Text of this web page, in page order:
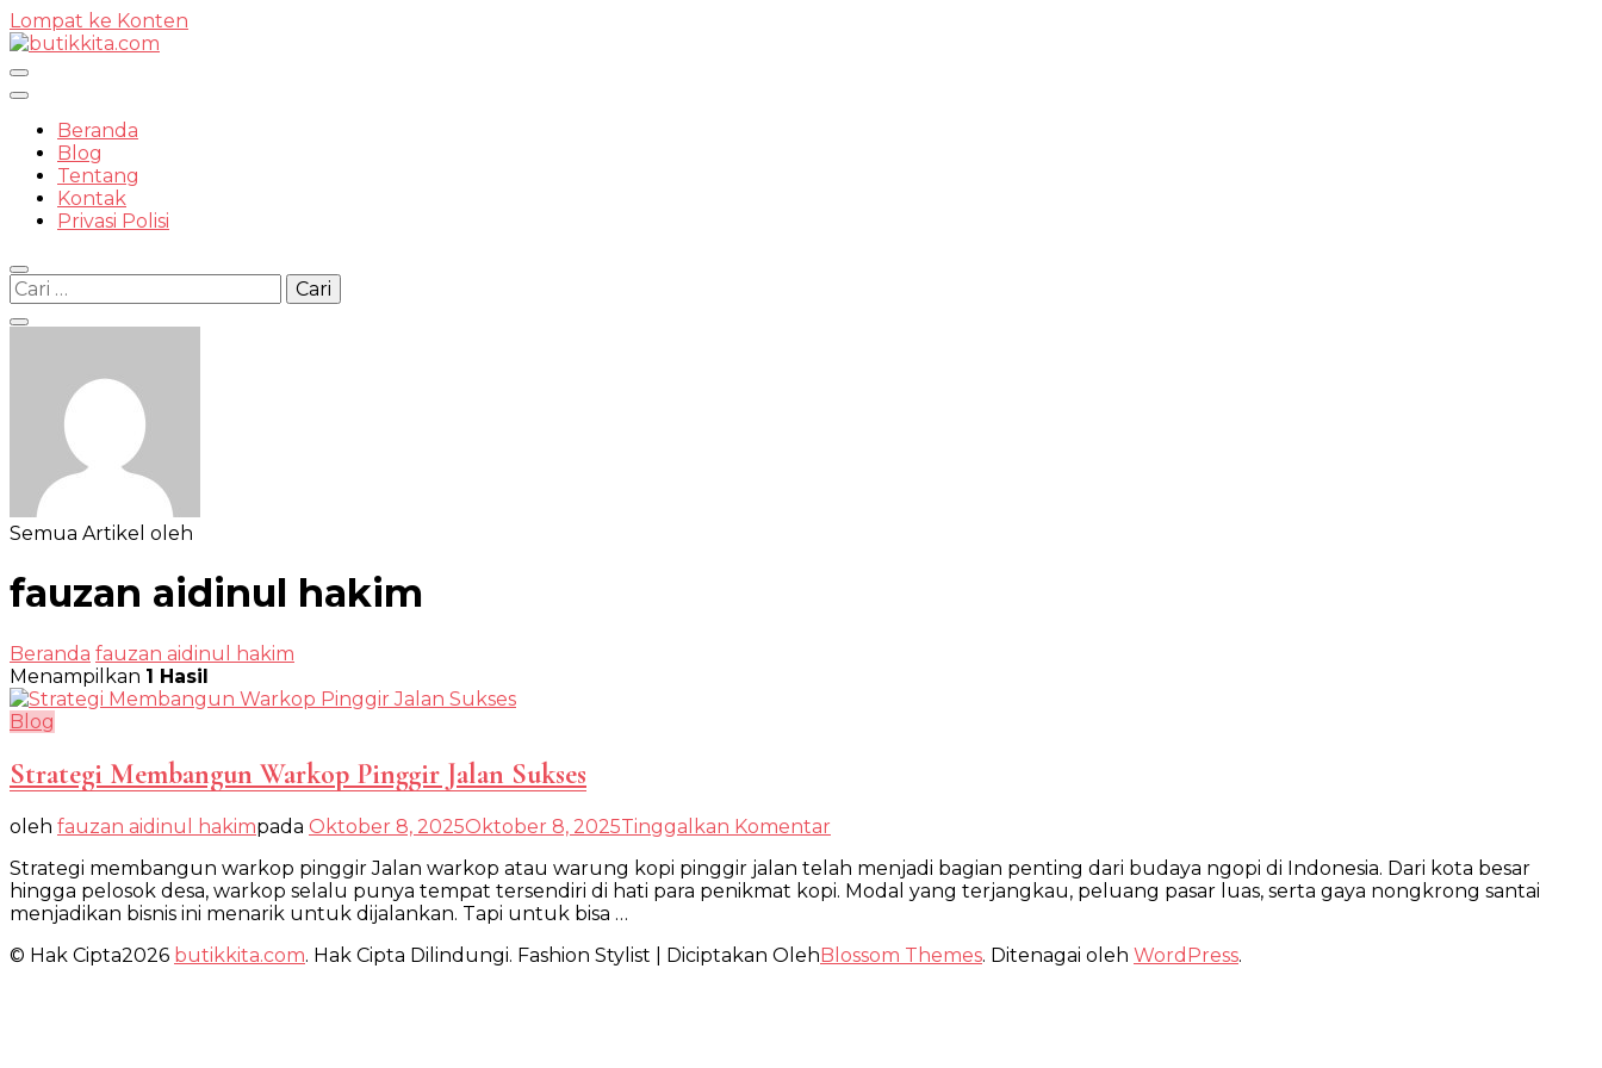
Lompat ke Konten
butikkita.com
Beranda
Blog
Tentang
Kontak
Privasi Polisi
Cari
untuk:
Semua Artikel oleh
fauzan aidinul hakim
Beranda fauzan aidinul hakim
Menampilkan 1 Hasil
Blog
Strategi Membangun Warkop Pinggir Jalan Sukses
oleh fauzan aidinul hakimpada Oktober 8, 2025Oktober 8, 2025Tinggalkan Komentar
Membangun
Warkop
Sukses
Strategi membangun warkop pinggir Jalan warkop atau warung kopi pinggir jalan telah menjadi bagian penting dari budaya ngopi di Indonesia. Dari kota besar
hingga pelosok desa, warkop selalu punya tempat tersendiri di hati para penikmat kopi. Modal yang terjangkau, peluang pasar luas, serta gaya nongkrong santai
menjadikan bisnis ini menarik untuk dijalankan. Tapi untuk bisa …
© Hak Cipta2026 butikkita.com. Hak Cipta Dilindungi. Fashion Stylist | Diciptakan OlehBlossom Themes. Ditenagai oleh WordPress.